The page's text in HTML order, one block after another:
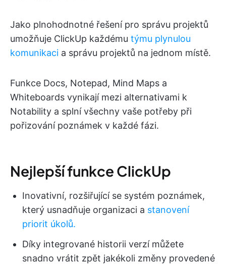
Jako plnohodnotné řešení pro správu projektů
umožňuje ClickUp každému týmu plynulou
komunikaci a správu projektů na jednom místě.
Funkce Docs, Notepad, Mind Maps a
Whiteboards vynikají mezi alternativami k
Notability a splní všechny vaše potřeby při
pořizování poznámek v každé fázi.
Nejlepší funkce ClickUp
Inovativní, rozšiřující se systém poznámek,
který usnadňuje organizaci a stanovení
priorit úkolů.
Díky integrované historii verzí můžete
snadno vrátit zpět jakékoli změny provedené